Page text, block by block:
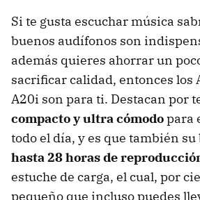
Si te gusta escuchar música
buenos audífonos son
además quieres ahorrar un
sacrificar calidad, entonces los
A20i son para ti. Destacan por
compacto y ultra cómodopara
todo el día, y es que también
hasta 28 horas de
estuche de carga, el cual, por
pequeño que incluso puedes